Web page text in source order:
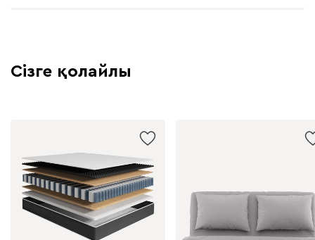
Сізге қолайлы